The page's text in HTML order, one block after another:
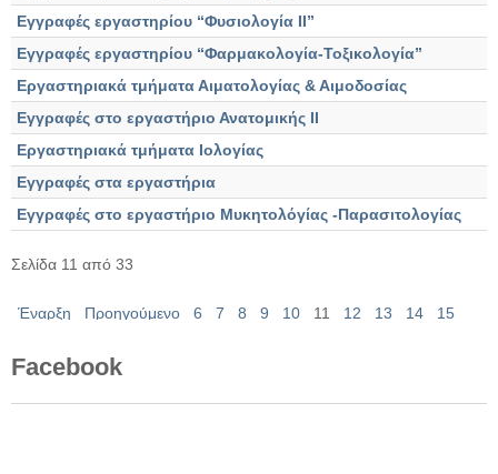
Εγγραφές εργαστηρίου “Φυσιολογία ΙΙ”
Εγγραφές εργαστηρίου “Φαρμακολογία-Τοξικολογία”
Εργαστηριακά τμήματα Αιματολογίας & Αιμοδοσίας
Εγγραφές στο εργαστήριο Ανατομικής ΙΙ
Εργαστηριακά τμήματα Ιολογίας
Εγγραφές στα εργαστήρια
Εγγραφές στο εργαστήριο Μυκητολόγίας -Παρασιτολογίας
Σελίδα 11 από 33
Έναρξη Προηγούμενο 6 7 8 9 10 11 12 13 14 15
Επόμενο Τέλος
Facebook